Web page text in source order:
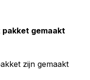
pakket gemaakt
zijn gemaakt